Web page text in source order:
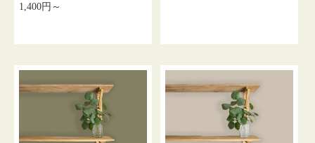
1,400円～